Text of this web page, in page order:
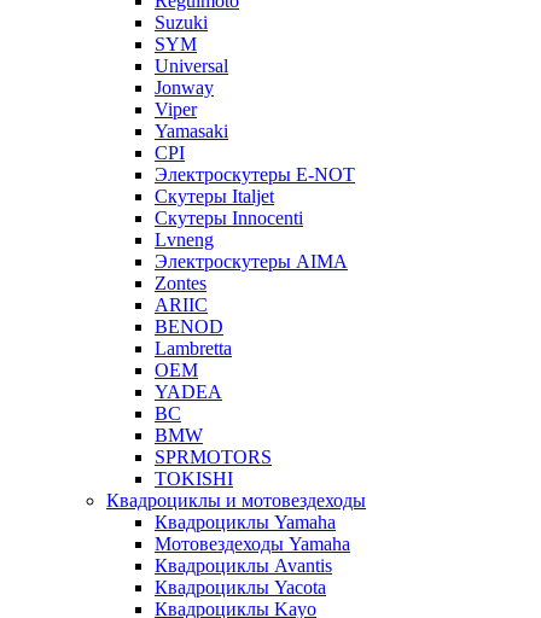
Suzuki
SYM
Universal
Jonway
Viper
Yamasaki
CPI
Электроскутеры E-NOT
Скутеры Italjet
Скутеры Innocenti
Lvneng
Электроскутеры AIMA
Zontes
ARIIC
BENOD
Lambretta
OEM
YADEA
BC
BMW
SPRMOTORS
TOKISHI
Квадроциклы и мотовездеходы
Квадроциклы Yamaha
Мотовездеходы Yamaha
Квадроциклы Avantis
Квадроциклы Yacota
Квадроциклы Kayo